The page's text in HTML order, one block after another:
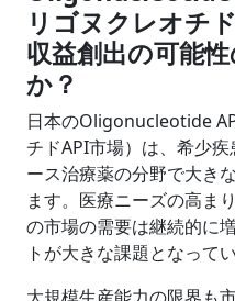
リゴヌクレオチ
収益創出の可能
か？
日本のOligonucleotide
チドAPI市場）は、希少
ース治療薬の分野で大き
ます。医療ニーズの高ま
の市場の需要は継続的に
トが大きな課題となってい